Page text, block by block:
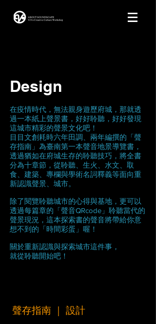
Design
在疫情時代，無法親身遊歷府城，那就透
過一本紙上聲景書，好好聆聽，好好發現
這城市精彩的聲景文化吧！
目目文創耗時六年田調、兩年編撰的「聲
存指南」為臺南第一本聲音地景導覽書，
透過猶如在府城生存的聆聽技巧，將全書
分為十章節，從聆聽、生火、水文、取
食、建築、專欄與學術名詞釋義等面向重
新認識聲景、城市。
除了閱覽聆聽城市的心得與基地，更可以
透過每篇章的「聲音QRcode」聆聽當代的
聲景現況，這本探索書的聲音將帶給你意
想不到的「時間彩蛋」喔！
關於重新認識與探索城市這件事，
就從聆聽開始吧！
聲存指南 ｜ 設計